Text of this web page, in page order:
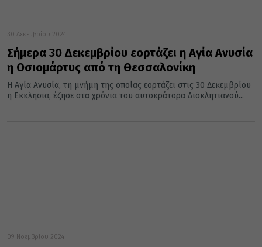
30 Δεκεμβρίου 2024
Σήμερα 30 Δεκεμβρίου εορτάζει η Αγία Ανυσία
η Οσιομάρτυς από τη Θεσσαλονίκη
Η Αγία Ανυσία, τη μνήμη της οποίας εορτάζει στις 30 Δεκεμβρίου
η Εκκλησια, έζησε στα χρόνια του αυτοκράτορα Διοκλητιανού...
09 Νοεμβρίου 2024